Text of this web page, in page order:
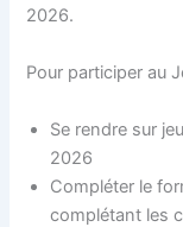
2026.
Pour participer au
Se rendre sur
2026
Compléter le
complétant les